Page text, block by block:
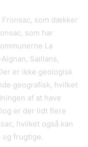
som dækker
som har
La
Saillans,
er ikke geologisk
geografisk, hvilket
af at have
er der lidt flere
hvilket også kan
og frugtige.